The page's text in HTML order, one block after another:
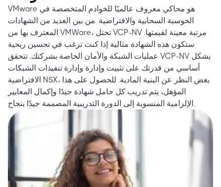
VMware هو محاكي معروف عالميًا للخوادم المتخصصة في
الحوسبة السحابية والافتراضية. من بين العديد من الشهادات
المعترف بها من VMWare، تحتل VCP-NV مرتبة معينة لقيمتها.
ستكون هذه الشهادة مثالية إذا كنت ترغب في تحسين ربحية
عمليات الشبكة والأمان الخاصة بشركتك. تتحقق VCP-NV بشكل
أساسي من قدرتك على تثبيت وإدارة وإدارة تنفيذات الشبكات
الافتراضية NSX، بغض النظر عن البنية المادية. للحصول على هذا
المؤهل، يتم تدريب كل حامل شهادة جيدًا وإكمال المعايير
الإلزامية المنسوبة إلى الدورة التدريبية المصممة جيدًا بنجاح.